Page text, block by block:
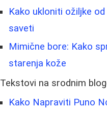
Kako ukloniti ožiljke
saveti
Mimične bore: Kako
starenja kože
Tekstovi na srodnim
Kako Napraviti Puno